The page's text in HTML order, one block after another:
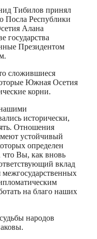
Тибилов принял
Посла Республики
Алана
государства
Президентом
сложившиеся
Южная Осетия
корни.
исторически,
Отношения
устойчивый
определен
что Вы, как вновь
вклад
межгосударственных
на благо наших
народов